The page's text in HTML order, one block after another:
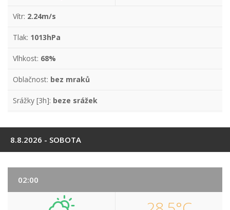
Vítr: 2.24m/s
Tlak: 1013hPa
Vlhkost: 68%
Oblačnost: bez mraků
Srážky [3h]: beze srážek
8.8.2026 - SOBOTA
02:00